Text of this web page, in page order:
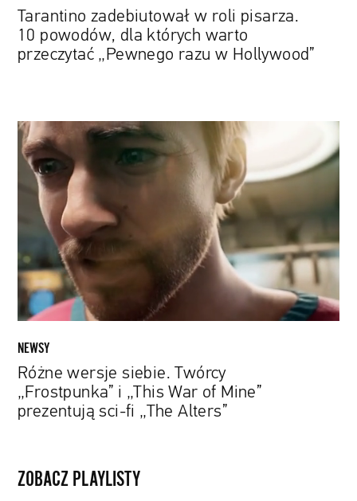
w
Hollywood”
Tarantino zadebiutował w roli pisarza.
10 powodów, dla których warto
przeczytać „Pewnego razu w Hollywood”
Różne
wersje
siebie.
Twórcy
„Frostpunka”
War
Mine”
prezentują
sci-
„The
Alters”
NEWSY
Różne wersje siebie. Twórcy
„Frostpunka” i „This War of Mine”
prezentują sci-fi „The Alters”
ZOBACZ PLAYLISTY